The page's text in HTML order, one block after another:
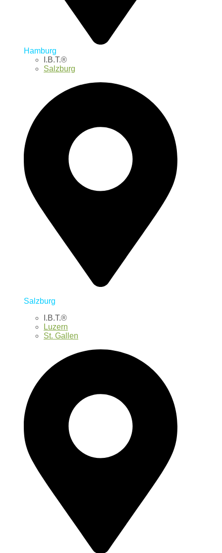
Hamburg
I.B.T.®
Salzburg
Salzburg
I.B.T.®
Luzern
St. Gallen